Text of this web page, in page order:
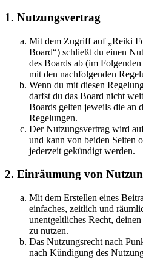
1. Nutzungsvertrag
Mit dem Zugriff auf „Reiki
Board“) schließt du einen
des Boards ab (im
mit den nachfolgenden
Wenn du mit diesen
darfst du das Board nicht
Boards gelten jeweils die an
Regelungen.
Der Nutzungsvertrag wird
und kann von beiden Seiten
jederzeit gekündigt werden.
2. Einräumung von
Mit dem Erstellen eines
einfaches, zeitlich und
unentgeltliches Recht,
zu nutzen.
Das Nutzungsrecht nach
nach Kündigung des